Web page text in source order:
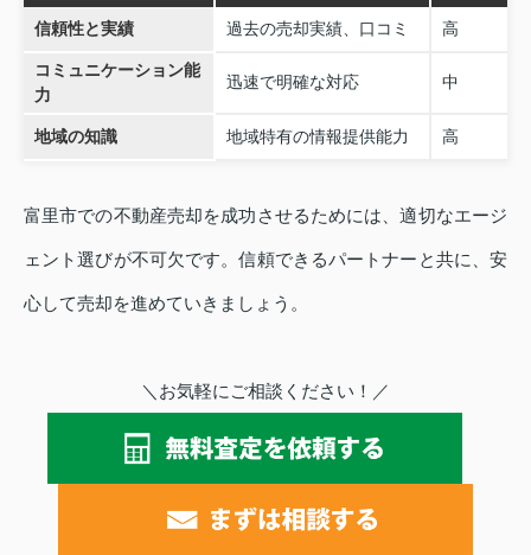
信頼性と実績 過去の売却実績、口コミ 高
コミュニケーション能
力
迅速で明確な対応 中
地域の知識 地域特有の情報提供能力 高
富里市での不動産売却を成功させるためには、適切なエージ
ェント選びが不可欠です。信頼できるパートナーと共に、安
心して売却を進めていきましょう。
＼お気軽にご相談ください！／